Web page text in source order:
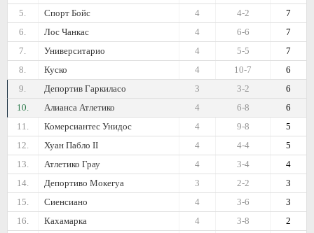
5.
Спорт Бойс 7
4-2
4
6.
Лос Чанкас 7
6-6
4
7.
Университарио 7
5-5
4
8.
Куско 6
10-7
4
9.
Депортив Гаркиласо 6
3-2
3
10.
Алианса Атлетико 6
6-8
4
11.
Комерсиантес Унидос 5
9-8
4
12.
Хуан Пабло II 5
4-4
4
13.
Атлетико Грау 4
3-4
4
14.
Депортиво Мокегуа 3
2-2
3
15.
Сиенсиано 3
3-6
4
16.
Кахамарка 2
3-8
4